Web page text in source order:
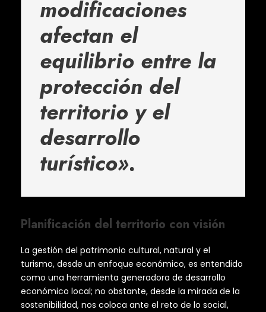
modificaciones
afectan el
equilibrio entre la
protección del
territorio y el
desarrollo
turístico».
Planificación del territorio con visión
La gestión del patrimonio cultural, natural y el
turismo, desde un enfoque económico, es entendido
como una herramienta generadora de desarrollo
económico local; no obstante, desde la mirada de la
sostenibilidad, nos coloca ante el reto de lo social,